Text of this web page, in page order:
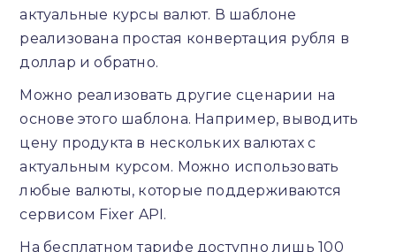
актуальные курсы валют. В шаблоне
реализована простая конвертация рубля в
доллар и обратно.
Можно реализовать другие сценарии на
основе этого шаблона. Например, выводить
цену продукта в нескольких валютах с
актуальным курсом. Можно использовать
любые валюты, которые поддерживаются
сервисом Fixer API.
На бесплатном тарифе доступно лишь 100